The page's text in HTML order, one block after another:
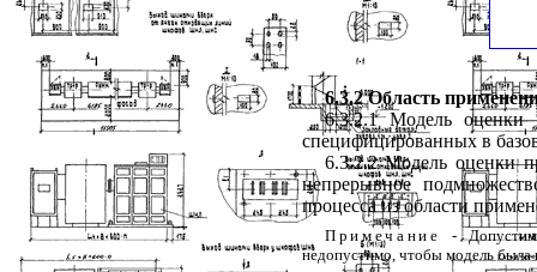
6.3.2Область
6.3.2.1 Модель
оценки
специфицированных в
6.3.2.2 Модель оценки
непрерывное
процесса из области
Примечание -
недопустимо чтобы модель была